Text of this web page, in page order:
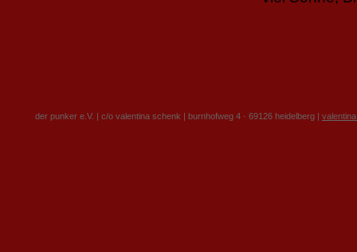
der punker e.V. | c/o valentina schenk | burnhofweg 4 · 69126 heidelberg |